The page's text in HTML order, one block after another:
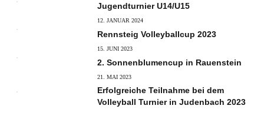
Jugendturnier U14/U15
12. JANUAR 2024
Rennsteig Volleyballcup 2023
15. JUNI 2023
2. Sonnenblumencup in Rauenstein
21. MAI 2023
Erfolgreiche Teilnahme bei dem
Volleyball Turnier in Judenbach 2023